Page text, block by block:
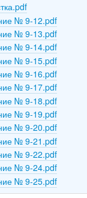
№ 9-12.pdf
№ 9-13.pdf
№ 9-14.pdf
№ 9-15.pdf
№ 9-16.pdf
№ 9-17.pdf
№ 9-18.pdf
№ 9-19.pdf
№ 9-20.pdf
№ 9-21.pdf
№ 9-22.pdf
№ 9-24.pdf
№ 9-25.pdf